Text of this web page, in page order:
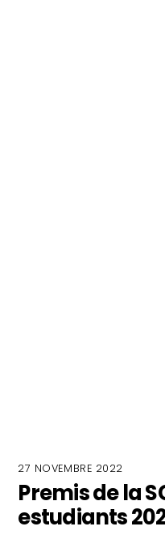
27 NOVEMBRE 2022
Premis de la
estudiants